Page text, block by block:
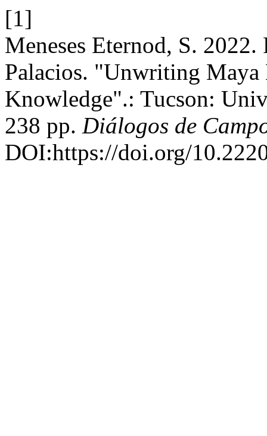
[1]
Meneses Eternod, S.
Palacios. "Unwriting Maya
Knowledge".: Tucson:
238 pp. Diálogos de
DOI:https://doi.org/